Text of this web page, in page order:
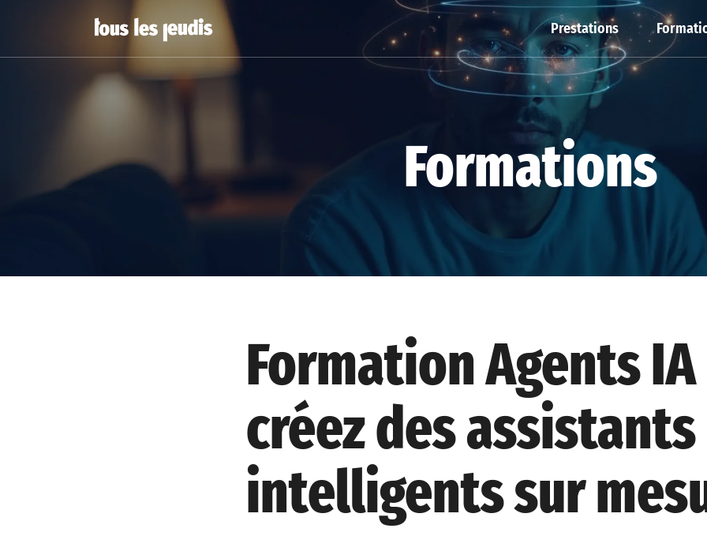
Prestations
Formations
Formation Agents IA
créez des assistants
intelligents sur